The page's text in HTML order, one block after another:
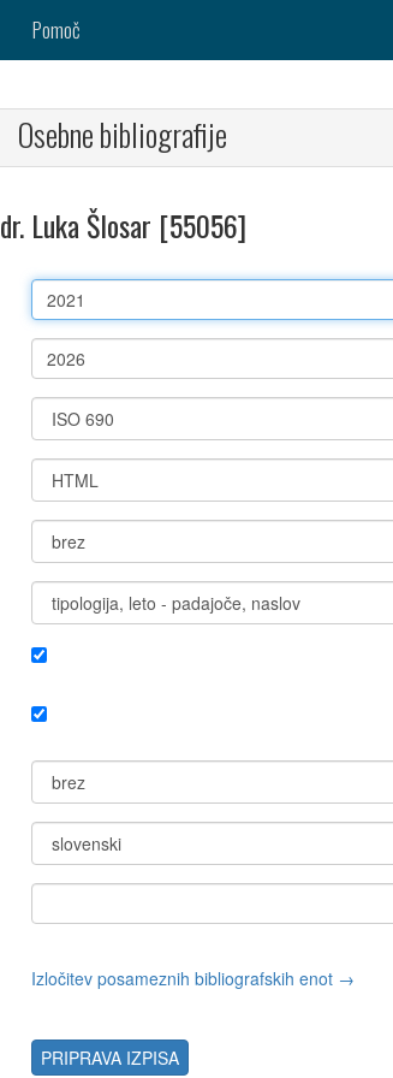
Pomoč
Osebne bibliografije
dr. Luka Šlosar [55056]
Izločitev posameznih bibliografskih enot →
PRIPRAVA IZPISA